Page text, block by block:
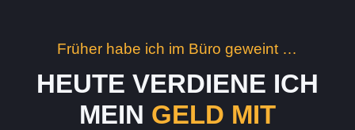
Früher habe ich im Büro geweint …
HEUTE VERDIENE ICH
MEIN GELD MIT